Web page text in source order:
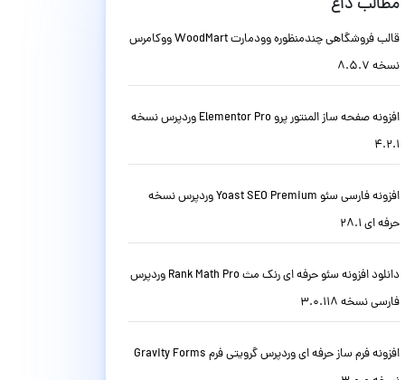
مطالب داغ
قالب فروشگاهی چندمنظوره وودمارت WoodMart ووکامرس
نسخه 8.5.7
افزونه صفحه ساز المنتور پرو Elementor Pro وردپرس نسخه
4.2.1
افزونه فارسی سئو Yoast SEO Premium وردپرس نسخه
حرفه ای 28.1
دانلود افزونه سئو حرفه ای رنک مث Rank Math Pro وردپرس
فارسی نسخه 3.0.118
افزونه فرم ساز حرفه ای وردپرس گرویتی فرم Gravity Forms